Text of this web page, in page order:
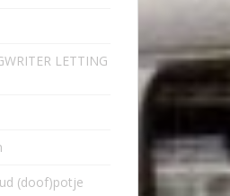
LETTING
(doof)potje